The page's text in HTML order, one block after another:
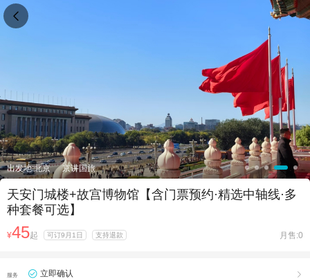
出发地:北京 京讲国旅
天安门城楼+故宫博物馆【含门票预约·精选中轴线·多
种套餐可选】
¥45起 可订9月1日 支持退款 月售:0
服务 立即确认 
